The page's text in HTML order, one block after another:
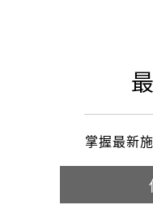
掌握最新